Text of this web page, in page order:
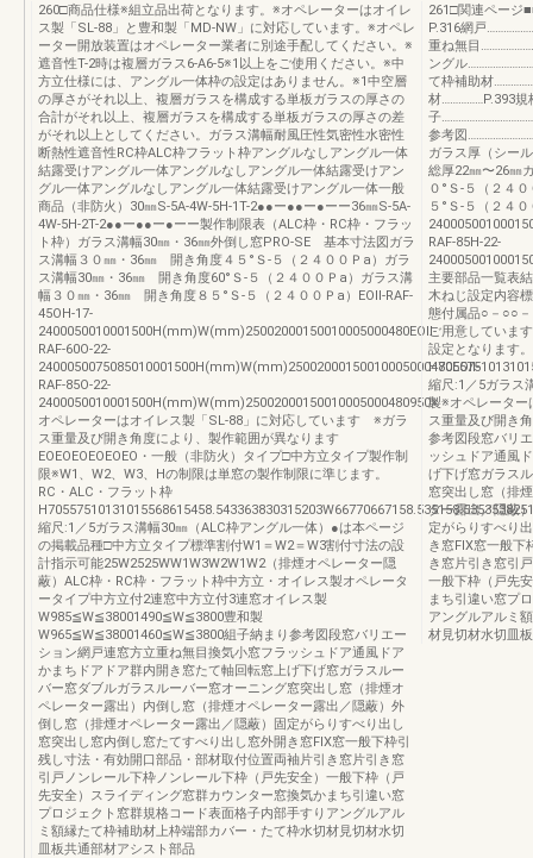
260□商品仕様※組立品出荷となります。※オペレーターはオイレ
ス製「SL-88」と豊和製「MD-NW」に対応しています。※オペレ
ーター開放装置はオペレーター業者に別途手配してください。※
遮音性T-2時は複層ガラス6-A6-5※1以上をご使用ください。※中
方立仕様には、アングル一体枠の設定はありません。※1中空層
の厚さがそれ以上、複層ガラスを構成する単板ガラスの厚さの
合計がそれ以上、複層ガラスを構成する単板ガラスの厚さの差
がそれ以上としてください。ガラス溝幅耐風圧性気密性水密性
断熱性遮音性RC枠ALC枠フラット枠アングルなしアングル一体
結露受けアングル一体アングルなしアングル一体結露受けアン
グル一体アングルなしアングル一体結露受けアングル一体一般
商品（非防火）30㎜S-5A-4W-5H-1T-2●●ー●●ー●ーー36㎜S-5A-
4W-5H-2T-2●●ー●●ー●ーー製作制限表（ALC枠・RC枠・フラッ
ト枠）ガラス溝幅30㎜・36㎜外倒し窓PRO-SE 基本寸法図ガラ
ス溝幅３０㎜・36㎜ 開き角度４５°Ｓ-５（２４００Ｐa）ガラ
ス溝幅30㎜・36㎜ 開き角度60°Ｓ-５（２４００Ｐa）ガラス溝
幅３０㎜・36㎜ 開き角度８５°Ｓ-５（２４００Ｐa）EOII-RAF-
45OH-17-
2400050010001500H(mm)W(mm)25002000150010005000480EOII-
RAF-60O-22-
2400050075085010001500H(mm)W(mm)25002000150010005000480EOII-
RAF-85O-22-
2400050010001500H(mm)W(mm)25002000150010005000480950※
オペレーターはオイレス製「SL-88」に対応しています ※ガラ
ス重量及び開き角度により、製作範囲が異なります
EOEOEOEOEOEO・一般（非防火）タイプ□中方立タイプ製作制
限※W1、W2、W3、Hの制限は単窓の製作制限に準じます。
RC・ALC・フラット枠
縮尺:1／5ガラス溝幅30㎜（ALC枠アングル一体）●は本ページ
の掲載品種□中方立タイプ標準割付W1＝W2＝W3割付寸法の設
計指示可能25W2525WW1W3W2W1W2（排煙オペレーター隠
蔽）ALC枠・RC枠・フラット枠中方立・オイレス製オペレータ
ータイプ中方立付2連窓中方立付3連窓オイレス製
W985≦W≦38001490≦W≦3800豊和製
W965≦W≦38001460≦W≦3800組子納まり参考図段窓バリエー
ション網戸連窓方立重ね無目換気小窓フラッシュドア通風ドア
かまちドアドア群内開き窓たて軸回転窓上げ下げ窓ガラスルー
バー窓ダブルガラスルーバー窓オーニング窓突出し窓（排煙オ
ペレーター露出）内倒し窓（排煙オペレーター露出／隠蔽）外
倒し窓（排煙オペレーター露出／隠蔽）固定がらりすべり出し
窓突出し窓内倒し窓たてすべり出し窓外開き窓FIX窓一般下枠引
残し寸法・有効開口部品・部材取付位置両袖片引き窓片引き窓
引戸ノンレール下枠ノンレール下枠（戸先安全）一般下枠（戸
先安全）スライディング窓群カウンター窓換気かまち引違い窓
プロジェクト窓群規格コード表面格子内部手すりアングルアル
ミ額縁たて枠補助材上枠端部カバー・たて枠水切材見切材水切
皿板共通部材アシスト部品
261□関連ペー
P.316網戸
重ね無目
ングル
て枠補助材
材……………P.393
子
参考図
ガラス厚（シー
総厚22㎜〜26㎜
０°Ｓ-５（２４
５°Ｓ-５（２４
RAF-85H-22-
主要部品一覧表
木ねじ設定内容
態付属品○－○○
ご用意していま
設定となります。
縮尺:1／5ガラス
製※オペレータ
ス重量及び開き
参考図段窓バリ
ッシュドア通風
げ下げ窓ガラス
窓突出し窓（排
ター露出／隠蔽
定がらりすべり
き窓FIX窓一般下
き窓片引き窓引
一般下枠（戸先
まち引違い窓プ
アングルアルミ
材見切材水切皿